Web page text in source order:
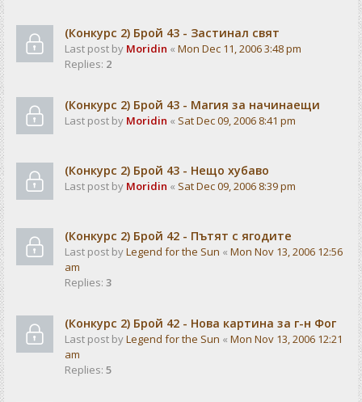
(Конкурс 2) Брой 43 - Застинал свят
Last post by Moridin « Mon Dec 11, 2006 3:48 pm
Replies: 2
(Конкурс 2) Брой 43 - Магия за начинаещи
Last post by Moridin « Sat Dec 09, 2006 8:41 pm
(Конкурс 2) Брой 43 - Нещо хубаво
Last post by Moridin « Sat Dec 09, 2006 8:39 pm
(Конкурс 2) Брой 42 - Пътят с ягодите
Last post byLegend for the Sun « Mon Nov 13, 2006 12:56
am
Replies: 3
(Конкурс 2) Брой 42 - Нова картина за г-н Фог
Last post byLegend for the Sun « Mon Nov 13, 2006 12:21
am
Replies: 5